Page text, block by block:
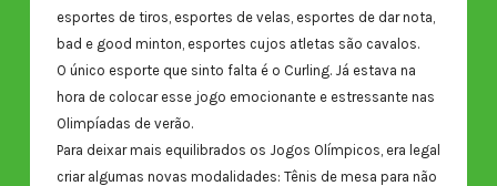
esportes de tiros, esportes de velas, esportes de dar nota,
bad e good minton, esportes cujos atletas são cavalos.
O único esporte que sinto falta é o Curling. Já estava na
hora de colocar esse jogo emocionante e estressante nas
Olimpíadas de verão.
Para deixar mais equilibrados os Jogos Olímpicos, era legal
criar algumas novas modalidades: Tênis de mesa para não